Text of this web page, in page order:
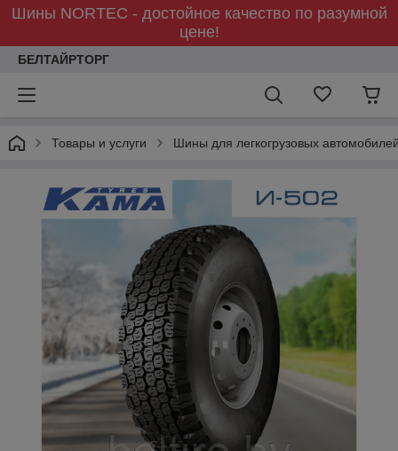
Шины NORTEC - достойное качество по разумной
цене!
БЕЛТАЙРТОРГ
Товары и услуги Шины для легкогрузовых